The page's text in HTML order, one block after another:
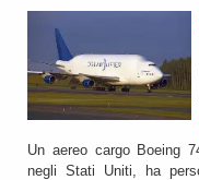
Un aereo cargo Boeing
negli Stati Uniti, ha